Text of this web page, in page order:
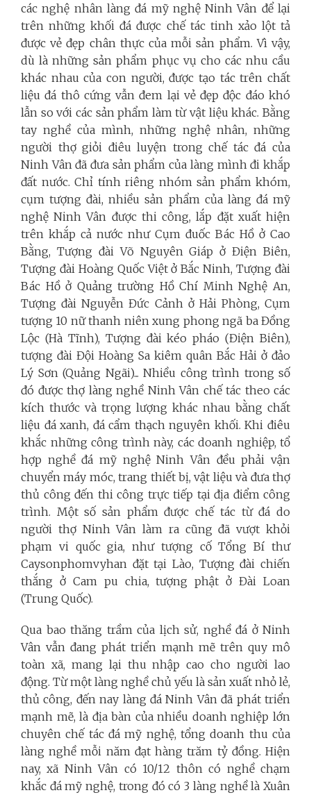
các nghệ nhân làng đá mỹ nghệ Ninh Vân để lại
trên những khối đá được chế tác tinh xảo lột tả
được vẻ đẹp chân thực của mỗi sản phẩm. Vì vậy,
dù là những sản phẩm phục vụ cho các nhu cầu
khác nhau của con người, được tạo tác trên chất
liệu đá thô cứng vẫn đem lại vẻ đẹp độc đáo khó
lẫn so với các sản phẩm làm từ vật liệu khác. Bằng
tay nghề của mình, những nghệ nhân, những
người thợ giỏi điêu luyện trong chế tác đá của
Ninh Vân đã đưa sản phẩm của làng mình đi khắp
đất nước. Chỉ tính riêng nhóm sản phẩm khóm,
cụm tượng đài, nhiều sản phẩm của làng đá mỹ
nghệ Ninh Vân được thi công, lắp đặt xuất hiện
trên khắp cả nước như Cụm đuốc Bác Hồ ở Cao
Bằng, Tượng đài Võ Nguyên Giáp ở Điện Biên,
Tượng đài Hoàng Quốc Việt ở Bắc Ninh, Tượng đài
Bác Hồ ở Quảng trường Hồ Chí Minh Nghệ An,
Tượng đài Nguyễn Đức Cảnh ở Hải Phòng, Cụm
tượng 10 nữ thanh niên xung phong ngã ba Đồng
Lộc (Hà Tĩnh), Tượng đài kéo pháo (Điện Biên),
tượng đài Đội Hoàng Sa kiêm quân Bắc Hải ở đảo
Lý Sơn (Quảng Ngãi)... Nhiều công trình trong số
đó được thợ làng nghề Ninh Vân chế tác theo các
kích thước và trọng lượng khác nhau bằng chất
liệu đá xanh, đá cẩm thạch nguyên khối. Khi điêu
khắc những công trình này, các doanh nghiệp, tổ
hợp nghề đá mỹ nghệ Ninh Vân đều phải vận
chuyển máy móc, trang thiết bị, vật liệu và đưa thợ
thủ công đến thi công trực tiếp tại địa điểm công
trình. Một số sản phẩm được chế tác từ đá do
người thợ Ninh Vân làm ra cũng đã vượt khỏi
phạm vi quốc gia, như tượng cố Tổng Bí thư
Caysonphomvyhan đặt tại Lào, Tượng đài chiến
thắng ở Cam pu chia, tượng phật ở Đài Loan
(Trung Quốc).
Qua bao thăng trầm của lịch sử, nghề đá ở Ninh
Vân vẫn đang phát triển mạnh mẽ trên quy mô
toàn xã, mang lại thu nhập cao cho người lao
động. Từ một làng nghề chủ yếu là sản xuất nhỏ lẻ,
thủ công, đến nay làng đá Ninh Vân đã phát triển
mạnh mẽ, là địa bàn của nhiều doanh nghiệp lớn
chuyên chế tác đá mỹ nghệ, tổng doanh thu của
làng nghề mỗi năm đạt hàng trăm tỷ đồng. Hiện
nay, xã Ninh Vân có 10/12 thôn có nghề chạm
khắc đá mỹ nghệ, trong đó có 3 làng nghề là Xuân